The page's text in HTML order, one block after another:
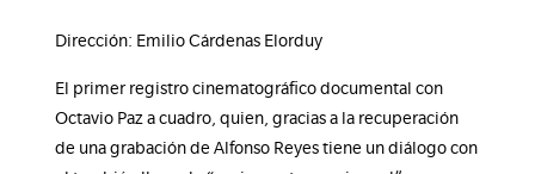
Dirección: Emilio Cárdenas Elorduy
El primer registro cinematográfico documental con
Octavio Paz a cuadro, quien, gracias a la recuperación
de una grabación de Alfonso Reyes tiene un diálogo con